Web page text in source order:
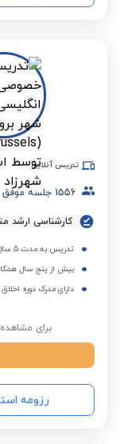
تدریس آنلاین
1556 جلسه موفق
کارشناسی ارشد
تدریس به مدت 5 سال در مدرسه ملل و مدرسه گل یاس و حوزه هنری
بیش از پنج سال
دارای مدرک دوره
برای
رزومه